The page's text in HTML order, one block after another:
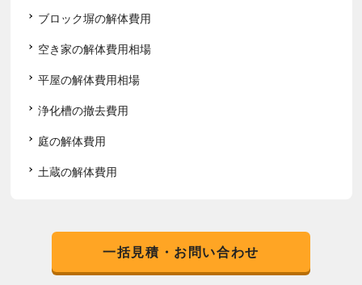
ブロック塀の解体費用
空き家の解体費用相場
平屋の解体費用相場
浄化槽の撤去費用
庭の解体費用
土蔵の解体費用
一括見積・お問い合わせ